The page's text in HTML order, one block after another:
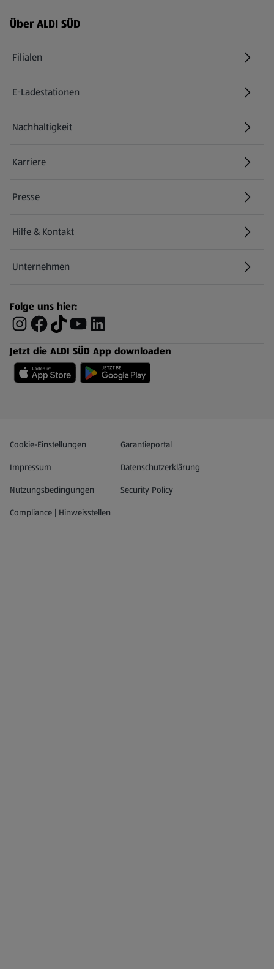
Über ALDI SÜD
Filialen
E-Ladestationen
Nachhaltigkeit
Karriere
Presse
Hilfe & Kontakt
(öffnet in einem neuen Tab)
Unternehmen
Folge uns hier:
Jetzt die ALDI SÜD App downloaden
Datenschutz- und Richtlinienmenü
Cookie-Einstellungen Garantieportal
(öffnet in einem neuen Tab)
Impressum
Datenschutzerklärung
Nutzungsbedingungen
Security Policy
Compliance | Hinweisstellen